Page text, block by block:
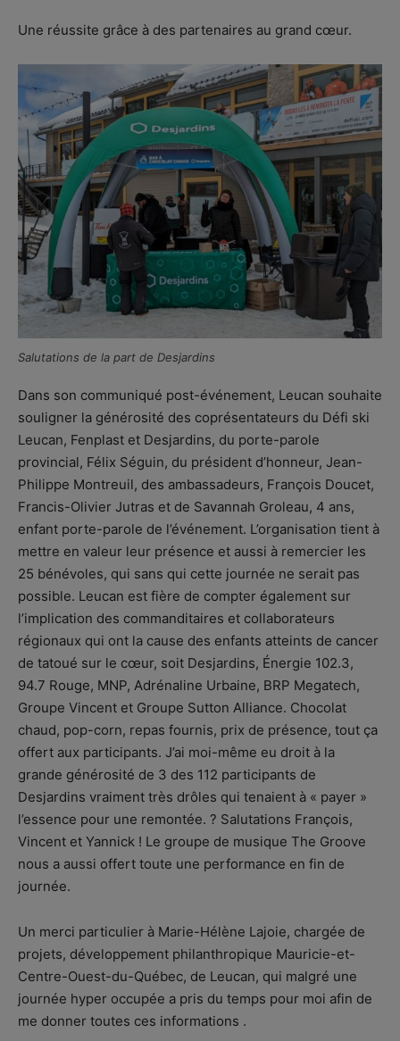
Une réussite grâce à des partenaires au grand cœur.
Salutations de la part de Desjardins
Dans son communiqué post-événement, Leucan souhaite
souligner la générosité des coprésentateurs du Défi ski
Leucan, Fenplast et Desjardins, du porte-parole
provincial, Félix Séguin, du président d’honneur, Jean-
Philippe Montreuil, des ambassadeurs, François Doucet,
Francis-Olivier Jutras et de Savannah Groleau, 4 ans,
enfant porte-parole de l’événement. L’organisation tient à
mettre en valeur leur présence et aussi à remercier les
25 bénévoles, qui sans qui cette journée ne serait pas
possible. Leucan est fière de compter également sur
l’implication des commanditaires et collaborateurs
régionaux qui ont la cause des enfants atteints de cancer
de tatoué sur le cœur, soit Desjardins, Énergie 102.3,
94.7 Rouge, MNP, Adrénaline Urbaine, BRP Megatech,
Groupe Vincent et Groupe Sutton Alliance. Chocolat
chaud, pop-corn, repas fournis, prix de présence, tout ça
offert aux participants. J’ai moi-même eu droit à la
grande générosité de 3 des 112 participants de
Desjardins vraiment très drôles qui tenaient à « payer »
l’essence pour une remontée. ? Salutations François,
Vincent et Yannick ! Le groupe de musique The Groove
nous a aussi offert toute une performance en fin de
journée.
Un merci particulier à Marie-Hélène Lajoie, chargée de
projets, développement philanthropique Mauricie-et-
Centre-Ouest-du-Québec, de Leucan, qui malgré une
journée hyper occupée a pris du temps pour moi afin de
me donner toutes ces informations .